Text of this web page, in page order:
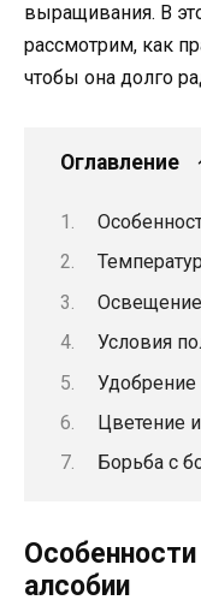
выращивания. В
рассмотрим, как
чтобы она долго
Оглавление
Условия
Цветение
Борьба с
алсобии